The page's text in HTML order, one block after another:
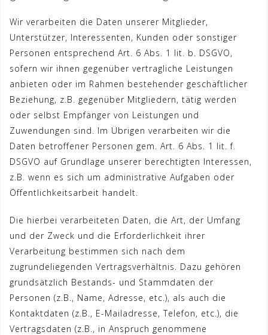
Wir verarbeiten die Daten unserer Mitglieder,
Unterstützer, Interessenten, Kunden oder sonstiger
Personen entsprechend Art. 6 Abs. 1 lit. b. DSGVO,
sofern wir ihnen gegenüber vertragliche Leistungen
anbieten oder im Rahmen bestehender geschäftlicher
Beziehung, z.B. gegenüber Mitgliedern, tätig werden
oder selbst Empfänger von Leistungen und
Zuwendungen sind. Im Übrigen verarbeiten wir die
Daten betroffener Personen gem. Art. 6 Abs. 1 lit. f.
DSGVO auf Grundlage unserer berechtigten Interessen,
z.B. wenn es sich um administrative Aufgaben oder
Öffentlichkeitsarbeit handelt.
Die hierbei verarbeiteten Daten, die Art, der Umfang
und der Zweck und die Erforderlichkeit ihrer
Verarbeitung bestimmen sich nach dem
zugrundeliegenden Vertragsverhältnis. Dazu gehören
grundsätzlich Bestands- und Stammdaten der
Personen (z.B., Name, Adresse, etc.), als auch die
Kontaktdaten (z.B., E-Mailadresse, Telefon, etc.), die
Vertragsdaten (z.B., in Anspruch genommene